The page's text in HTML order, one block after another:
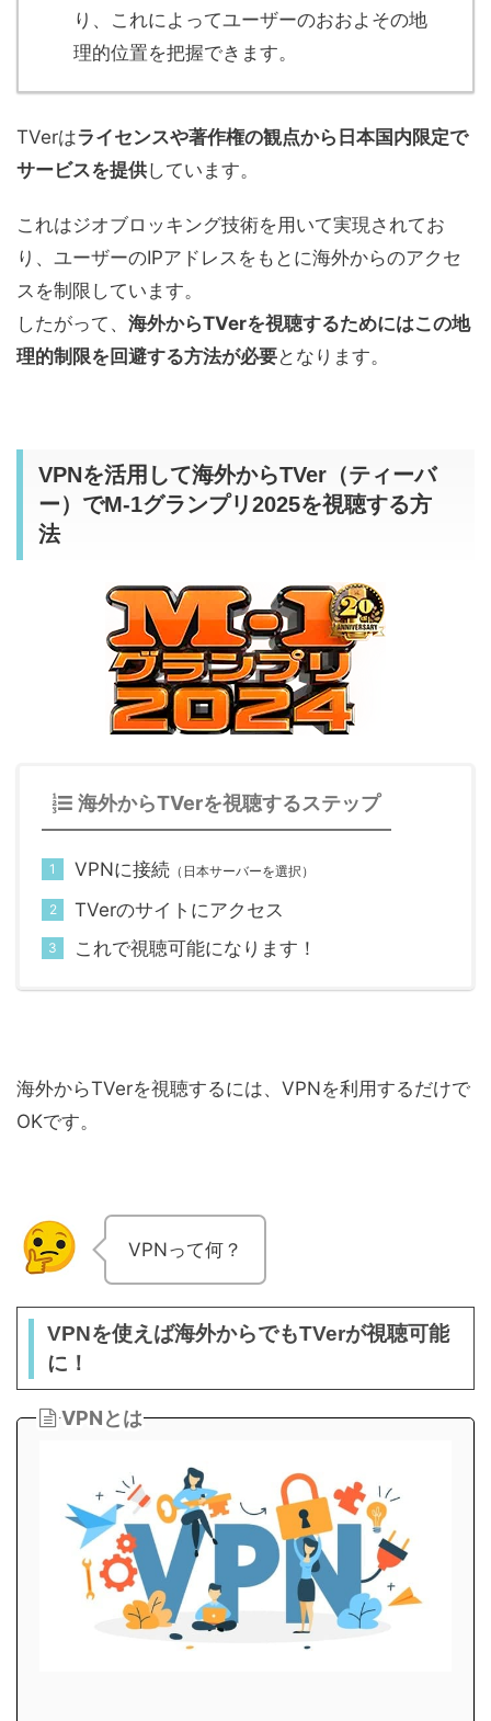
り、これによってユーザーのおおよその地
理的位置を把握できます。
TVerはライセンスや著作権の観点から日本国内限定で
サービスを提供しています。
これはジオブロッキング技術を用いて実現されてお
り、ユーザーのIPアドレスをもとに海外からのアクセ
スを制限しています。
したがって、 海外からTVerを視聴するためにはこの地
理的制限を回避する方法が必要となります。
VPNを活用して海外からTVer（ティーバ
ー）でM-1グランプリ2025を視聴する方
法
海外からTVerを視聴するステップ
VPNに接続 （日本サーバーを選択）
TVerのサイトにアクセス
これで視聴可能になります！
海外からTVerを視聴するには、VPNを利用するだけで
OKです。
VPNって何？
VPNを使えば海外からでもTVerが視聴可能
に！
VPNとは